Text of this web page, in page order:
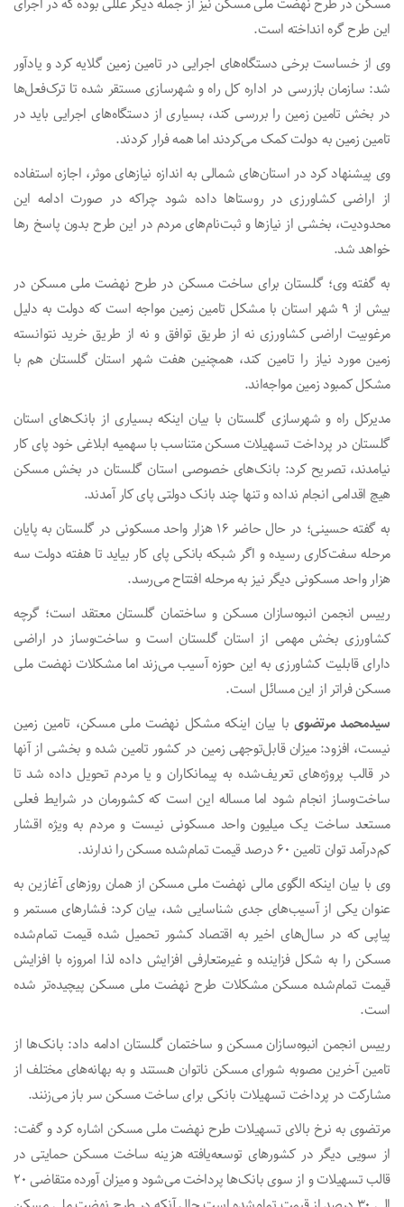
مسکن در طرح نهضت ملی مسکن نیز از جمله دیگر عللی بوده که در اجرای
این طرح گره انداخته است.
وی از خساست برخی دستگاه‌های اجرایی در تامین زمین گلایه کرد و یادآور
شد: سازمان بازرسی در اداره کل راه و شهرسازی مستقر شده تا ترک‌فعل‌ها
در بخش تامین زمین را بررسی کند، بسیاری از دستگاه‌های اجرایی باید در
تامین زمین به دولت کمک می‌کردند اما همه فرار کردند.
وی پیشنهاد کرد در استان‌های شمالی به اندازه نیازهای موثر، اجازه استفاده
از اراضی کشاورزی در روستاها داده شود چراکه در صورت ادامه این
محدودیت، بخشی از نیازها و ثبت‌نام‌های مردم در این طرح بدون پاسخ رها
خواهد شد.
به گفته وی؛ گلستان برای ساخت مسکن در طرح نهضت ملی مسکن در
بیش از ۹ شهر استان با مشکل تامین زمین مواجه است که دولت به دلیل
مرغوبیت اراضی کشاورزی نه از طریق توافق و نه از طریق خرید نتوانسته
زمین مورد نیاز را تامین کند، همچنین هفت شهر استان گلستان هم با
مشکل کمبود زمین مواجه‌اند.
مدیرکل راه و شهرسازی گلستان با بیان اینکه بسیاری از بانک‌های استان
گلستان در پرداخت تسهیلات مسکن متناسب با سهمیه ابلاغی خود پای کار
نیامدند، تصریح کرد: بانک‌های خصوصی استان گلستان در بخش مسکن
هیچ اقدامی انجام نداده و تنها چند بانک دولتی پای کار آمدند.
به گفته حسینی؛ در حال حاضر ۱۶ هزار واحد مسکونی در گلستان به پایان
مرحله سفت‌کاری رسیده و اگر شبکه بانکی پای کار بیاید تا هفته دولت سه
هزار واحد مسکونی دیگر نیز به مرحله افتتاح می‌رسد.
رییس انجمن انبوه‌سازان مسکن و ساختمان گلستان معتقد است؛ گرچه
کشاورزی بخش مهمی از استان گلستان است و ساخت‌وساز در اراضی
دارای قابلیت کشاورزی به این حوزه آسیب می‌زند اما مشکلات نهضت ملی
مسکن فراتر از این مسائل است.
سیدمحمد مرتضویبا بیان اینکه مشکل نهضت ملی مسکن، تامین زمین
نیست، افزود: میزان قابل‌توجهی زمین در کشور تامین شده و بخشی از آنها
در قالب پروژه‌های تعریف‌شده به پیمانکاران و یا مردم تحویل داده شد تا
ساخت‌وساز انجام شود اما مساله این است که کشورمان در شرایط فعلی
مستعد ساخت یک میلیون واحد مسکونی نیست و مردم به ویژه اقشار
کم‌درآمد توان تامین ۶۰ درصد قیمت تمام‌شده مسکن را ندارند.
وی با بیان اینکه الگوی مالی نهضت ملی مسکن از همان روزهای آغازین به
عنوان یکی از آسیب‌های جدی شناسایی شد، بیان کرد: فشارهای مستمر و
پیاپی که در سال‌های اخیر به اقتصاد کشور تحمیل شده قیمت تمام‌شده
مسکن را به شکل فزاینده و غیرمتعارفی افزایش داده لذا امروزه با افزایش
قیمت تمام‌شده مسکن مشکلات طرح نهضت ملی مسکن پیچیده‌تر شده
است.
رییس انجمن انبوه‌سازان مسکن و ساختمان گلستان ادامه داد: بانک‌ها از
تامین آخرین مصوبه‌ شورای مسکن ناتوان هستند و به بهانه‌های مختلف از
مشارکت در پرداخت تسهیلات بانکی برای ساخت مسکن سر باز می‌زنند.
مرتضوی به نرخ بالای تسهیلات طرح نهضت ملی مسکن اشاره کرد و گفت:
از سویی دیگر در کشورهای توسعه‌یافته هزینه ساخت مسکن حمایتی در
قالب تسهیلات و از سوی بانک‌ها پرداخت می‌شود و میزان آورده متقاضی ۲۰